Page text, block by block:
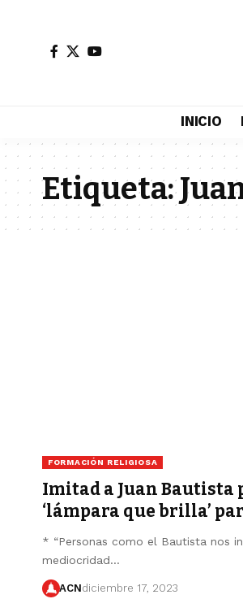
INICIO
Etiqueta:
FORMACIÓN RELIGIOSA
Imitad a Juan Bautista
‘lámpara que brilla’
* “Personas como el Bautista nos
mediocridad…
ACNdiciembre 17, 2023